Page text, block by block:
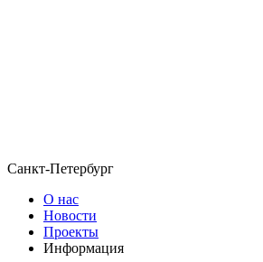
Санкт-Петербург
О нас
Новости
Проекты
Информация